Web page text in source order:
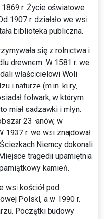
r. Życie oświatowe
1907 r. działało we wsi
biblioteka publiczna.
się z rolnictwa i
drewnem. W 1581 r. we
właścicielowi Woli
i naturze (m.in. kury,
folwark, w którym
miał sadzawki i młyn.
23 łanów, w
1937 r. we wsi znajdował
Niemcy dokonali
tragedii upamiętnia
kamień.
wsi kościół pod
Polski, a w 1990 r.
Początki budowy